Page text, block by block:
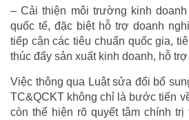
– Cải thiện môi trường kinh
quốc tế, đặc biệt hỗ trợ doanh
tiếp cận các tiêu chuẩn quốc gia,
thúc đẩy sản xuất kinh doanh, hỗ
Việc thông qua Luật sửa đổi bổ
TC&QCKT không chỉ là bước tiến
còn thể hiện rõ quyết tâm chính trị